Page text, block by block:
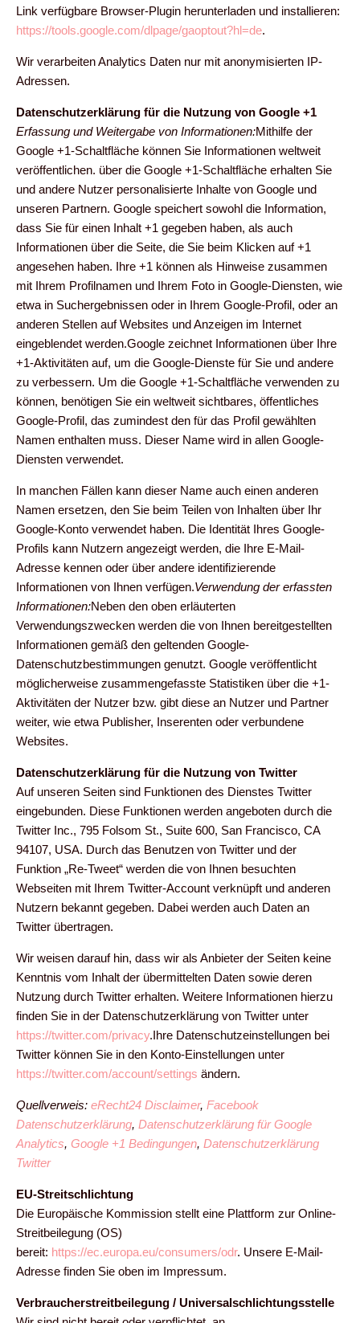
Link verfügbare Browser-Plugin herunterladen und installieren:
https://tools.google.com/dlpage/gaoptout?hl=de.
Wir verarbeiten Analytics Daten nur mit anonymisierten IP-
Adressen.
Datenschutzerklärung für die Nutzung von Google +1
Erfassung und Weitergabe von Informationen:Mithilfe der
Google +1-Schaltfläche können Sie Informationen weltweit
veröffentlichen. über die Google +1-Schaltfläche erhalten Sie
und andere Nutzer personalisierte Inhalte von Google und
unseren Partnern. Google speichert sowohl die Information,
dass Sie für einen Inhalt +1 gegeben haben, als auch
Informationen über die Seite, die Sie beim Klicken auf +1
angesehen haben. Ihre +1 können als Hinweise zusammen
mit Ihrem Profilnamen und Ihrem Foto in Google-Diensten, wie
etwa in Suchergebnissen oder in Ihrem Google-Profil, oder an
anderen Stellen auf Websites und Anzeigen im Internet
eingeblendet werden.Google zeichnet Informationen über Ihre
+1-Aktivitäten auf, um die Google-Dienste für Sie und andere
zu verbessern. Um die Google +1-Schaltfläche verwenden zu
können, benötigen Sie ein weltweit sichtbares, öffentliches
Google-Profil, das zumindest den für das Profil gewählten
Namen enthalten muss. Dieser Name wird in allen Google-
Diensten verwendet.
In manchen Fällen kann dieser Name auch einen anderen
Namen ersetzen, den Sie beim Teilen von Inhalten über Ihr
Google-Konto verwendet haben. Die Identität Ihres Google-
Profils kann Nutzern angezeigt werden, die Ihre E-Mail-
Adresse kennen oder über andere identifizierende
Informationen von Ihnen verfügen.Verwendung der erfassten
Informationen:Neben den oben erläuterten
Verwendungszwecken werden die von Ihnen bereitgestellten
Informationen gemäß den geltenden Google-
Datenschutzbestimmungen genutzt. Google veröffentlicht
möglicherweise zusammengefasste Statistiken über die +1-
Aktivitäten der Nutzer bzw. gibt diese an Nutzer und Partner
weiter, wie etwa Publisher, Inserenten oder verbundene
Websites.
Datenschutzerklärung für die Nutzung von Twitter
Auf unseren Seiten sind Funktionen des Dienstes Twitter
eingebunden. Diese Funktionen werden angeboten durch die
Twitter Inc., 795 Folsom St., Suite 600, San Francisco, CA
94107, USA. Durch das Benutzen von Twitter und der
Funktion „Re-Tweet“ werden die von Ihnen besuchten
Webseiten mit Ihrem Twitter-Account verknüpft und anderen
Nutzern bekannt gegeben. Dabei werden auch Daten an
Twitter übertragen.
Wir weisen darauf hin, dass wir als Anbieter der Seiten keine
Kenntnis vom Inhalt der übermittelten Daten sowie deren
Nutzung durch Twitter erhalten. Weitere Informationen hierzu
finden Sie in der Datenschutzerklärung von Twitter unter
https://twitter.com/privacy.Ihre Datenschutzeinstellungen bei
Twitter können Sie in den Konto-Einstellungen unter
https://twitter.com/account/settings ändern.
Quellverweis: eRecht24 Disclaimer, Facebook
Datenschutzerklärung, Datenschutzerklärung für Google
Analytics, Google +1 Bedingungen, Datenschutzerklärung
Twitter
EU-Streitschlichtung
Die Europäische Kommission stellt eine Plattform zur Online-
Streitbeilegung (OS)
bereit: https://ec.europa.eu/consumers/odr. Unsere E-Mail-
Adresse finden Sie oben im Impressum.
Verbraucherstreitbeilegung / Universalschlichtungsstelle